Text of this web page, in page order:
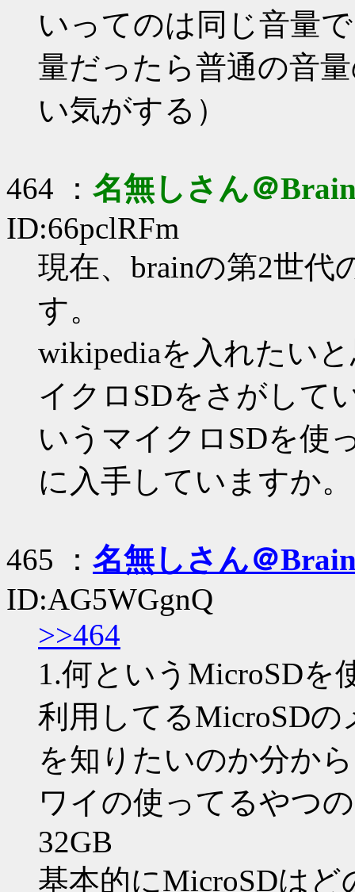
いってのは同じ音量
量だったら普通の音
い気がする）
464 ： 名無しさん＠
ID:66pclRFm
現在、brainの第2世代
す。
wikipediaを入れたい
イクロSDをさがして
いうマイクロSDを使
に入手していますか。
465 ： 名無しさん＠
ID:AG5WGgnQ
>>464
1.何というMicroSDを
利用してるMicroSD
を知りたいのか分か
ワイの使ってるやつ
32GB
基本的にMicroSDは